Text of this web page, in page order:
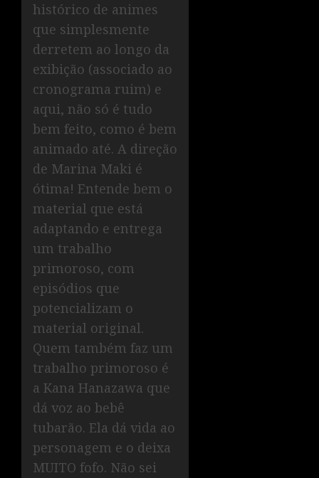
histórico de animes
que simplesmente
derretem ao longo da
exibição (associado ao
cronograma ruim) e
aqui, não só é tudo
bem feito, como é bem
animado até. A direção
de Marina Maki é
ótima! Entende bem o
material que está
adaptando e entrega
um trabalho
primoroso, com
episódios que
potencializam o
material original.
Quem também faz um
trabalho primoroso é
a Kana Hanazawa que
dá voz ao bebê
tubarão. Ela dá vida ao
personagem e o deixa
MUITO fofo. Não sei